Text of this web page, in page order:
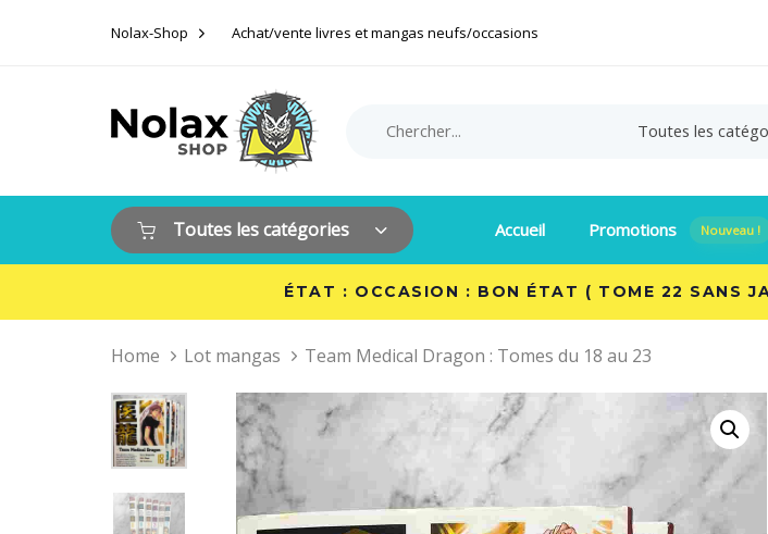
Nolax-Shop Achat/vente livres et mangas neufs/occasions
Toutes les
Toutes les catégories Accueil Promotions Nouveau !
ÉTAT : OCCASION : BON ÉTAT ( TOME 22 SANS
Home Lot mangas Team Medical Dragon : Tomes du 18 au 23